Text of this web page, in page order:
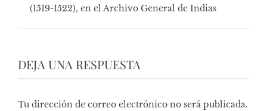
(1519-1522), en el Archivo General de Indias
DEJA UNA RESPUESTA
Tu dirección de correo electrónico no será publicada.